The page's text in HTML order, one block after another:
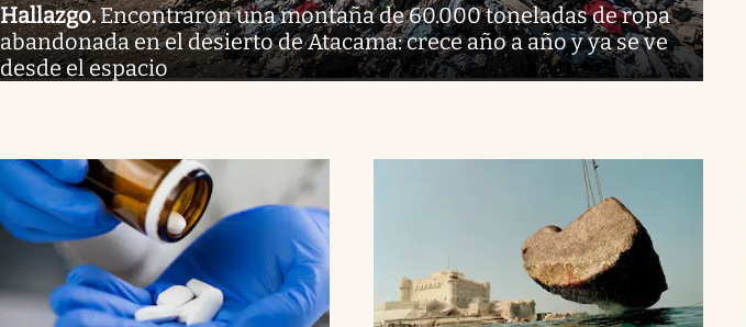
Hallazgo.Encontraron una montaña de 60.000 toneladas de ropa
abandonada en el desierto de Atacama: crece año a año y ya se ve
desde el espacio